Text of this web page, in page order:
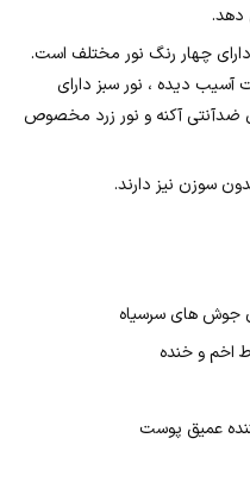
دهد.
چهار رنگ نور مختلف است.
دیده ، نور سبز دارای
ضدآنتی آکنه و نور زرد مخصوص
سوزن نیز دارند.
جوش های سرسیاه
اخم و خنده
عمیق پوست